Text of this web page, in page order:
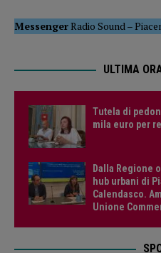
MessengerRadio Sound–
ULTIMA
Tutela di
mila euro per
Dalla Regione
hub urbani di
Calendasco.
Unione